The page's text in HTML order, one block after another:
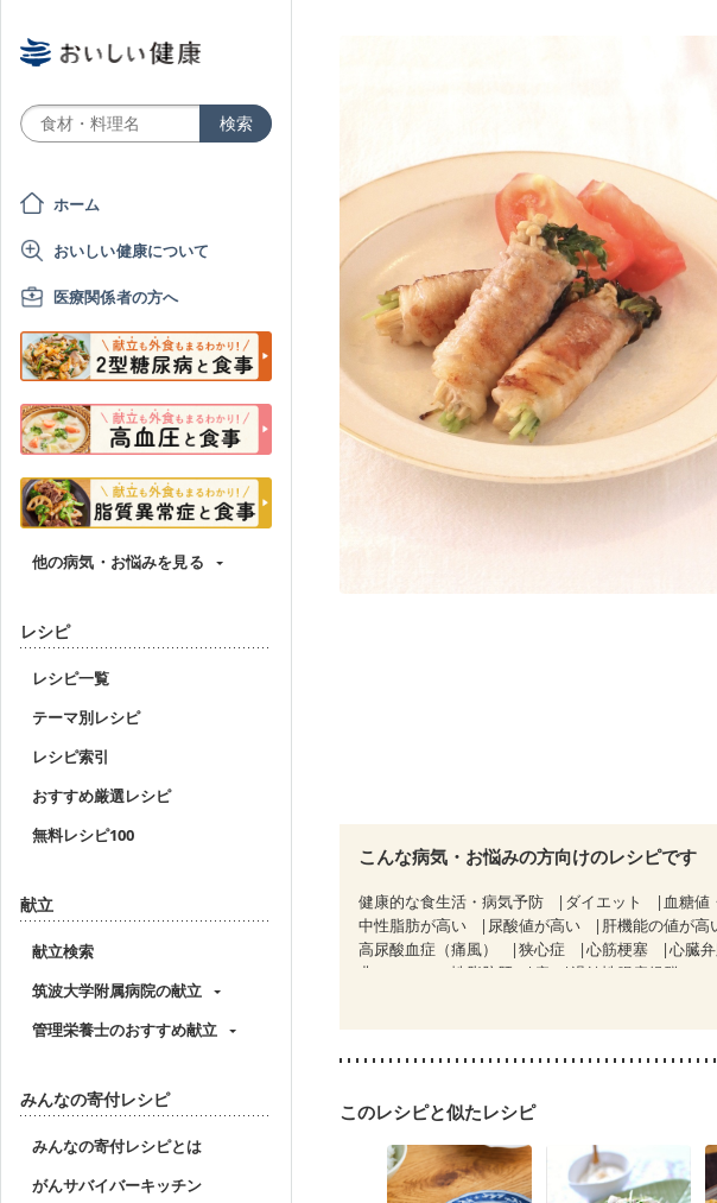
ホーム
おいしい健康について
医療関係者の方へ
他の病気・お悩みを見る
レシピ
レシピ一覧
テーマ別レシピ
レシピ索引
おすすめ厳選レシピ
無料レシピ100
献立
献立検索
筑波大学附属病院の献立
管理栄養士のおすすめ献立
みんなの寄付レシピ
みんなの寄付レシピとは
がんサバイバーキッチン
こんな病気・お悩みの方向けのレシピです
健康的な食生活・病気予防 ダイエット 血糖値
中性脂肪が高い
尿酸値が高い 肝機能の値が高
高尿酸血症（痛風）
狭心症 心筋梗塞 心臓
非アルコール性脂肪肝
痔 過敏性腸症候群（IBS
妊娠中(初期)
妊婦健診・体重増加が気になる（
産後（ミルク）
骨折
このレシピと似たレシピ